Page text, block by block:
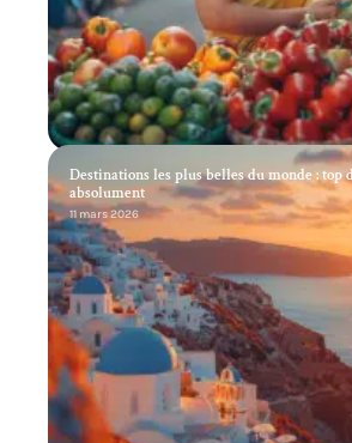
Destinations les plus belles du monde : top
absolument
11 mars 2026